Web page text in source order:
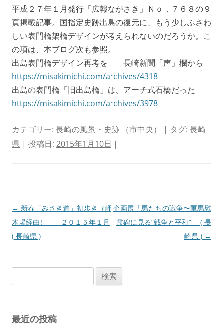
平成２７年１月発行「広報ながさき」Ｎｏ．７６８の９
頁掲載記事。国指定史跡出島の復元に、もう少しふさわ
しい表門橋架橋デザインが考えられないのだろうか。こ
の項は、本ブログ次も参照。
出島表門橋デザイン再考を 長崎新聞「声」欄から
https://misakimichi.com/archives/4318
出島の表門橋「旧出島橋」は、アーチ式石橋だった
https://misakimichi.com/archives/3978
カテゴリー: 長崎の風景・史跡 （市中央） | タグ: 長崎
県 | 投稿日: 2015年1月10日 |
投
稿
ナ
ン
← 新春「みさき道」初歩き（岬
木場経由） ２０１５年１月
( 長崎県 )
企画展「馬たちの戦争〜軍馬慰
霊碑に見る”戦争と平和”」 ( 長
崎県 ) →
索:
最近の投稿